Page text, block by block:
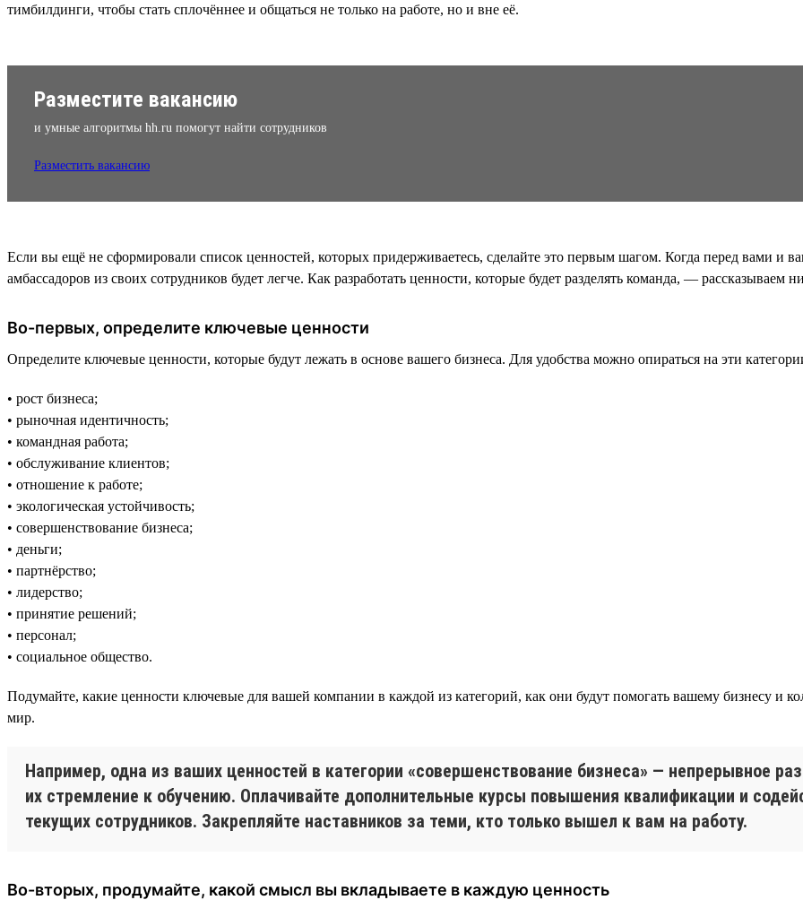
тимбилдинги, чтобы стать сплочённее и общаться не только на работе, но и вне её.
Разместите вакансию
и умные алгоритмы hh.ru помогут найти сотрудников
Разместить вакансию
Если вы ещё не сформировали список ценностей, которых придерживаетесь, сделайте это первым шагом. Когда перед вами и
амбассадоров из своих сотрудников будет легче. Как разработать ценности, которые будет разделять команда, — рассказываем
Во-первых, определите ключевые ценности
Определите ключевые ценности, которые будут лежать в основе вашего бизнеса. Для удобства можно опираться на эти
• рост бизнеса;
• рыночная идентичность;
• командная работа;
• обслуживание клиентов;
• отношение к работе;
• экологическая устойчивость;
• совершенствование бизнеса;
• деньги;
• партнёрство;
• лидерство;
• принятие решений;
• персонал;
• социальное общество.
Подумайте, какие ценности ключевые для вашей компании в каждой из категорий, как они будут помогать вашему бизнесу и
мир.
Например, одна из ваших ценностей в категории «совершенствование бизнеса» — непрерывное
их стремление к обучению. Оплачивайте дополнительные курсы повышения квалификации и
текущих сотрудников. Закрепляйте наставников за теми, кто только вышел к вам на работу.
Во-вторых, продумайте, какой смысл вы вкладываете в каждую ценность